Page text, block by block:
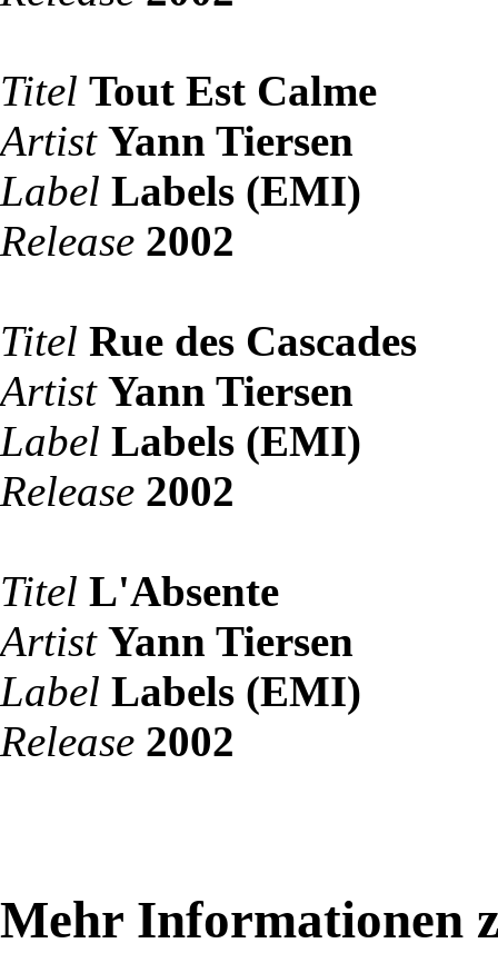
Titel Tout Est Calme
Artist Yann Tiersen
Label Labels (EMI)
Release 2002
Titel Rue des Cascades
Artist Yann Tiersen
Label Labels (EMI)
Release 2002
Titel L'Absente
Artist Yann Tiersen
Label Labels (EMI)
Release 2002
Mehr Informationen